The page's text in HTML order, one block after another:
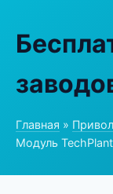
Главная »
Модуль TechPlant